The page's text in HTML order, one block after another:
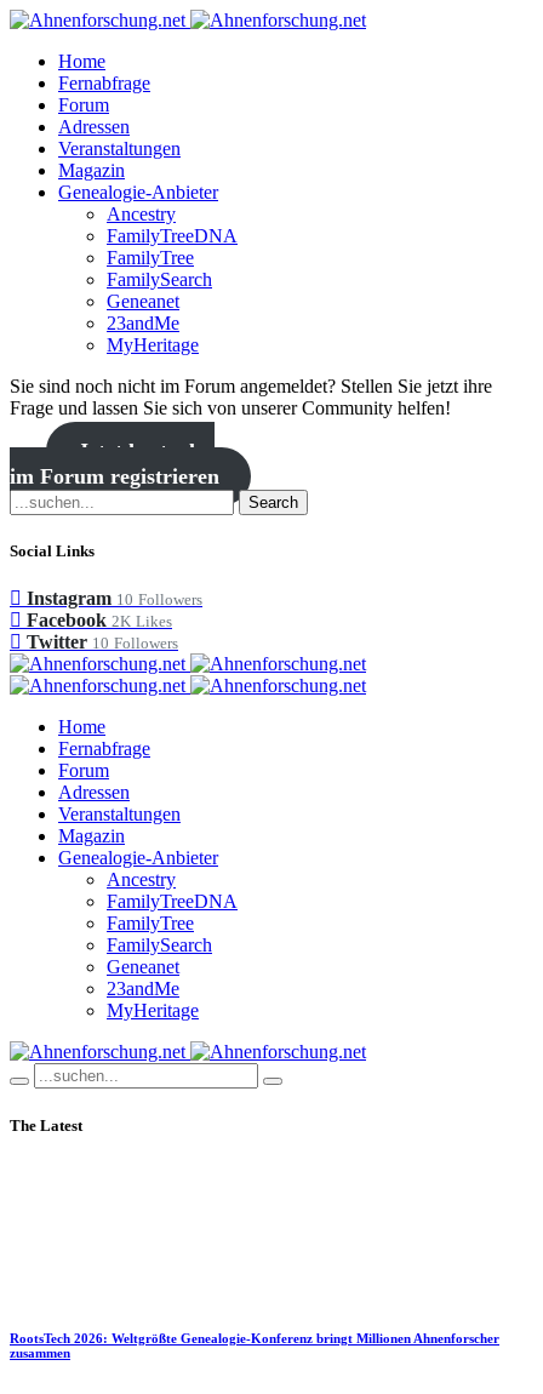
Home
Fernabfrage
Forum
Adressen
Veranstaltungen
Magazin
Genealogie-Anbieter
Ancestry
FamilyTreeDNA
FamilyTree
FamilySearch
Geneanet
23andMe
MyHeritage
Sie sind noch nicht im Forum angemeldet? Stellen Sie jetzt ihre
Frage und lassen Sie sich von unserer Community helfen!
Jetzt kostenlos
im Forum registrieren
Search
Social Links
Instagram 10 Followers
Facebook 2K Likes
Twitter 10 Followers
Home
Fernabfrage
Forum
Adressen
Veranstaltungen
Magazin
Genealogie-Anbieter
Ancestry
FamilyTreeDNA
FamilyTree
FamilySearch
Geneanet
23andMe
MyHeritage
The Latest
RootsTech 2026: Weltgrößte Genealogie-Konferenz bringt Millionen Ahnenforscher
zusammen